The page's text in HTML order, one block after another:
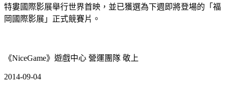
特婁國際影展舉行世界首映，並已獲選為下週即將登場的「福
岡國際影展」正式競賽片。
《NiceGame》遊戲中心 營運團隊 敬上
2014-09-04